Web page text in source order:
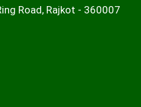
Road, Rajkot - 360007